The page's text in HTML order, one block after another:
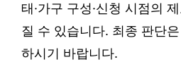
태·가구 구성·신청 시점의
질 수 있습니다. 최종 판단
하시기 바랍니다.